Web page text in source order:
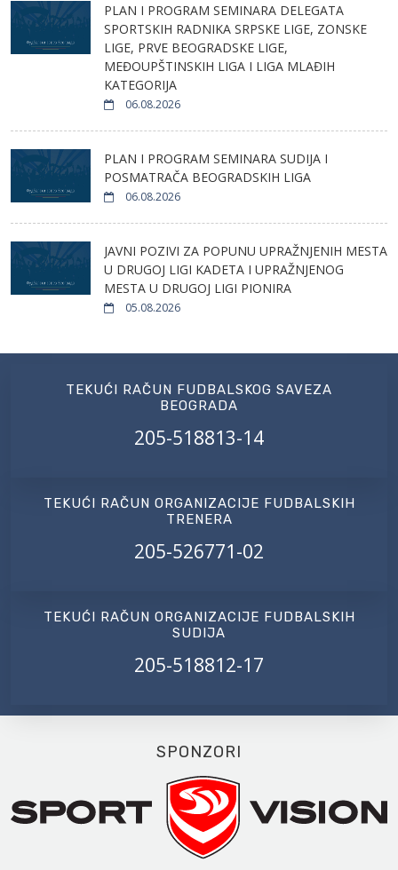
PLAN I PROGRAM SEMINARA DELEGATA
SPORTSKIH RADNIKA SRPSKE LIGE, ZONSKE
LIGE, PRVE BEOGRADSKE LIGE,
MEĐOUPŠTINSKIH LIGA I LIGA MLAĐIH
KATEGORIJA
06.08.2026
PLAN I PROGRAM SEMINARA SUDIJA I
POSMATRAČA BEOGRADSKIH LIGA
06.08.2026
JAVNI POZIVI ZA POPUNU UPRAŽNJENIH MESTA
U DRUGOJ LIGI KADETA I UPRAŽNJENOG
MESTA U DRUGOJ LIGI PIONIRA
05.08.2026
TEKUĆI RAČUN FUDBALSKOG SAVEZA
BEOGRADA
205-518813-14
TEKUĆI RAČUN ORGANIZACIJE FUDBALSKIH
TRENERA
205-526771-02
TEKUĆI RAČUN ORGANIZACIJE FUDBALSKIH
SUDIJA
205-518812-17
SPONZORI